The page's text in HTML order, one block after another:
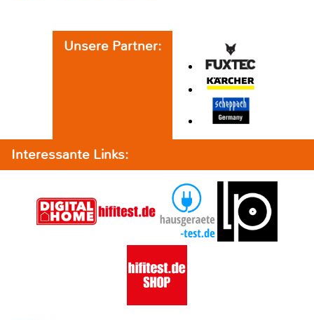
Unsere Partner:
Interessante Links: